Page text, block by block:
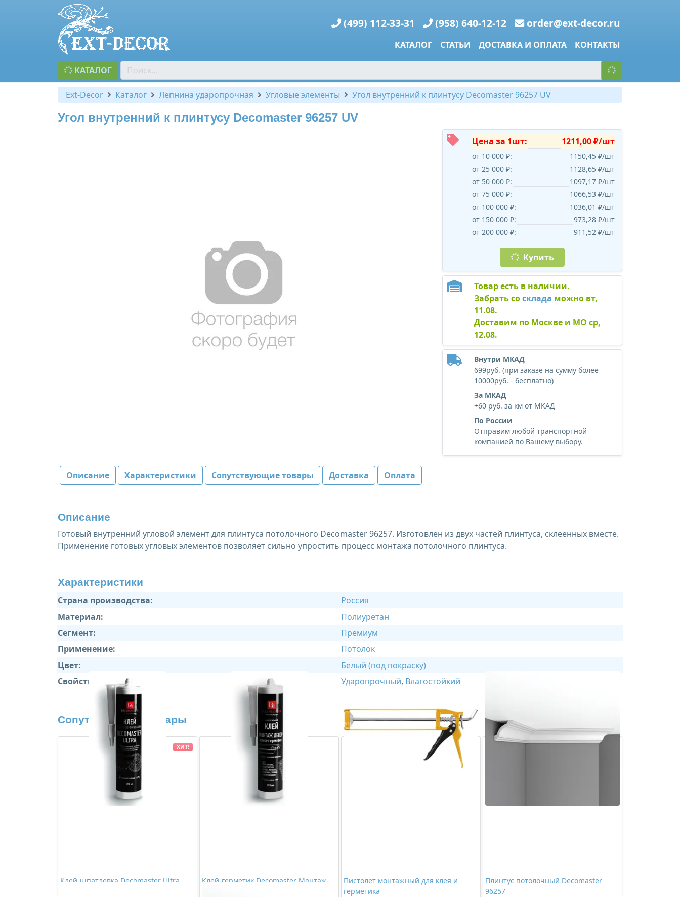
(499) 112-33-31 (958) 640-12-12 order@ext-decor.ru
КАТАЛОГ СТАТЬИ ДОСТАВКА И ОПЛАТА КОНТАКТЫ
КАТАЛОГ
Ext-Decor Каталог Лепнина ударопрочная Угловые элементы Угол внутренний к плинтусу Decomaster 96257 UV
Угол внутренний к плинтусу Decomaster 96257 UV
Цена за 1шт: 1211,00 ₽/шт
от 10 000 ₽:
1150,45 ₽/шт
от 25 000 ₽:
1128,65 ₽/шт
от 50 000 ₽:
1097,17 ₽/шт
от 75 000 ₽:
1066,53 ₽/шт
от 100 000 ₽:
1036,01 ₽/шт
от 150 000 ₽:
973,28 ₽/шт
от 200 000 ₽:
911,52 ₽/шт
Купить
Товар есть в наличии.
Забрать сосклада можно вт,
11.08.
Доставим по Москве и МО ср,
12.08.
Внутри МКАД
699руб. (при заказе на сумму более
10000руб. - бесплатно)
За МКАД
+60 руб. за км от МКАД
По России
Отправим любой транспортной
компанией по Вашему выбору.
Описание Характеристики Сопутствующие товары Доставка Оплата
Описание
Готовый внутренний угловой элемент для плинтуса потолочного Decomaster 96257. Изготовлен из двух частей плинтуса, склеенных вместе.
Применение готовых угловых элементов позволяет сильно упростить процесс монтажа потолочного плинтуса.
Характеристики
Страна производства:
Россия
Материал:
Полиуретан
Сегмент:
Премиум
Применение:
Потолок
Цвет:
Белый (под покраску)
Свойства:
Ударопрочный, Влагостойкий
Сопутствующие товары
Клей-шпатлёвка Decomaster Ultra
ХИТ!
Клей-герметик Decomaster Монтаж-
Пистолет монтажный для клея и
герметика
Плинтус потолочный Decomaster
96257